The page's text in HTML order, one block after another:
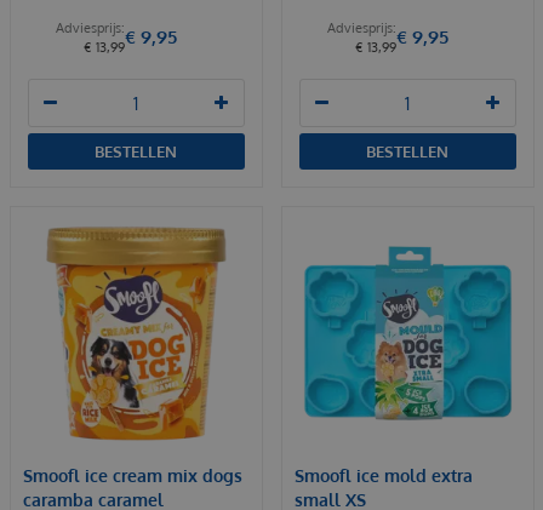
€ 13,99€ 9,95
BESTELLEN
€ 13,99€ 9,95
BESTELLEN
Smoofl ice cream mix dogs
caramba caramel
Smoofl ice mold extra
small XS